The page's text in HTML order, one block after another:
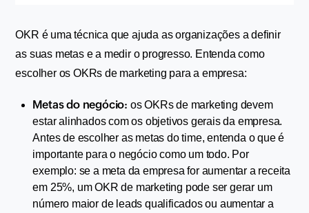
OKR é uma técnica que ajuda as organizações a definir
as suas metas e a medir o progresso. Entenda como
escolher os OKRs de marketing para a empresa:
Metas do negócio: os OKRs de marketing devem
estar alinhados com os objetivos gerais da empresa.
Antes de escolher as metas do time, entenda o que é
importante para o negócio como um todo. Por
exemplo: se a meta da empresa for aumentar a receita
em 25%, um OKR de marketing pode ser gerar um
número maior de leads qualificados ou aumentar a